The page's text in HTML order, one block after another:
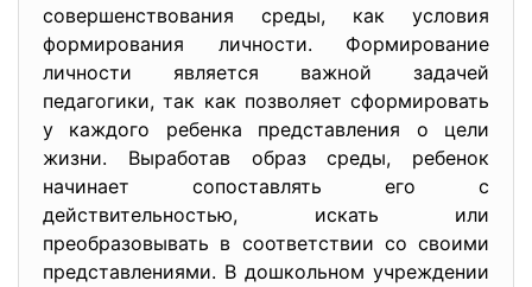
совершенствования среды, как условия
формирования личности. Формирование
личности является важной задачей
педагогики, так как позволяет сформировать
у каждого ребенка представления о цели
жизни. Выработав образ среды, ребенок
начинает сопоставлять его с
действительностью, искать или
преобразовывать в соответствии со своими
представлениями. В дошкольном учреждении